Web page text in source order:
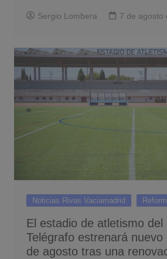
Sergio Lombera 7 de agosto
Noticias Rivas Vaciamadrid
El estadio de atletismo del
Telégrafo estrenará nuevo
de agosto tras una